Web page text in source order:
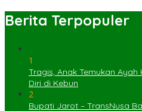
Berita Terpopuler
1
Tragis, Anak Temukan
Diri di Kebun
2
Bupati Jarot – TransNusa